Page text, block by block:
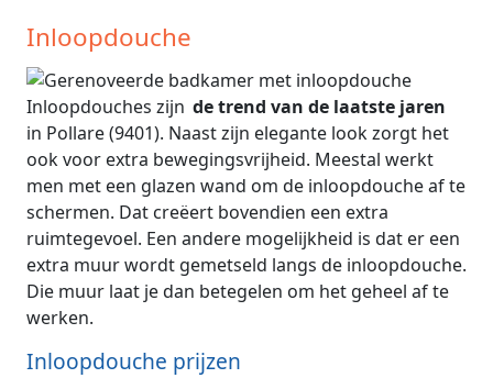
Inloopdouche
Inloopdouches zijn de trend van de laatste jaren
in Pollare (9401). Naast zijn elegante look zorgt het
ook voor extra bewegingsvrijheid. Meestal werkt
men met een glazen wand om de inloopdouche af te
schermen. Dat creëert bovendien een extra
ruimtegevoel. Een andere mogelijkheid is dat er een
extra muur wordt gemetseld langs de inloopdouche.
Die muur laat je dan betegelen om het geheel af te
werken.
Inloopdouche prijzen